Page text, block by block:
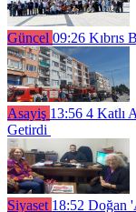
Güncel 09:26 Kıbrıs
Asayiş 13:56 4 Katlı
Getirdi
Siyaset 18:52 Doğan